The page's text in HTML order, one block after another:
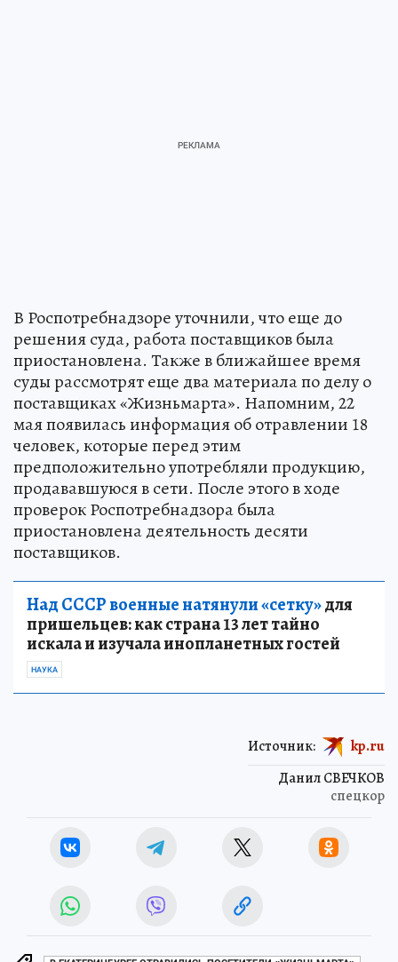
В Роспотребнадзоре уточнили, что еще до
решения суда, работа поставщиков была
приостановлена. Также в ближайшее время
суды рассмотрят еще два материала по делу о
поставщиках «Жизньмарта». Напомним, 22
мая появилась информация об отравлении 18
человек, которые перед этим
предположительно употребляли продукцию,
продававшуюся в сети. После этого в ходе
проверок Роспотребнадзора была
приостановлена деятельность десяти
поставщиков.
Над СССР военные натянули «сетку»для
пришельцев: как страна 13 лет тайно
искала и изучала инопланетных гостей
НАУКА
Данил СВЕЧКОВ
спецкор
Источник: kp.ru